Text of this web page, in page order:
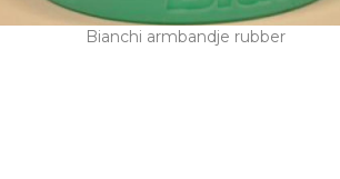
Bianchi armbandje rubber